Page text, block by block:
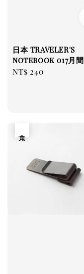
日本 TRAVELER'S
notebook 017月間
Regular
NT$ 240